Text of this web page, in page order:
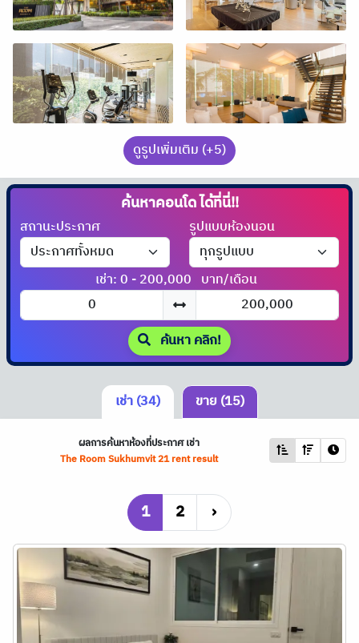
ดูรูปเพิ่มเติม (+5)
ค้นหาคอนโดได้ที่นี่!!
สถานะประกาศ รูปแบบห้องนอน
เช่า: 0 - 200,000 บาท/เดือน
ค้นหา คลิก!
เช่า (34) ขาย (15)
ผลการค้นหาห้องที่ประกาศ เช่า
The Room Sukhumvit 21 rent result
1 2 ›